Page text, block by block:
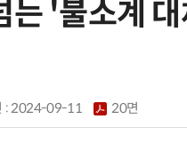
는 '불소계
:2024-09-11 20면